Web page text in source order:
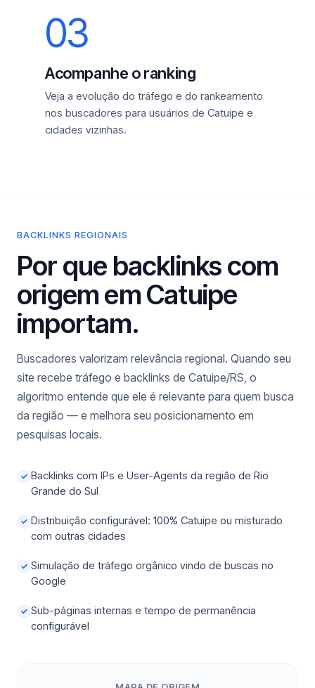
03
Acompanhe o ranking
Veja a evolução do tráfego e do rankeamento
nos buscadores para usuários de Catuipe e
cidades vizinhas.
BACKLINKS REGIONAIS
Por que backlinks com
origem em Catuipe
importam.
Buscadores valorizam relevância regional. Quando seu
site recebe tráfego e backlinks de Catuipe/RS, o
algoritmo entende que ele é relevante para quem busca
da região — e melhora seu posicionamento em
pesquisas locais.
✓ Backlinks com IPs e User-Agents da região de Rio
Grande do Sul
✓ Distribuição configurável: 100% Catuipe ou misturado
com outras cidades
✓ Simulação de tráfego orgânico vindo de buscas no
Google
✓ Sub-páginas internas e tempo de permanência
configurável